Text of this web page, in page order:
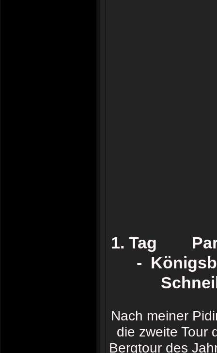
1. Tag
-
Nach meiner
die zweite Tour
Bergtour des